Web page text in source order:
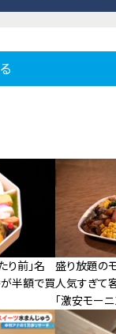
り前」名
半額で買
盛り放題の
人気すぎて
「激安モーニ